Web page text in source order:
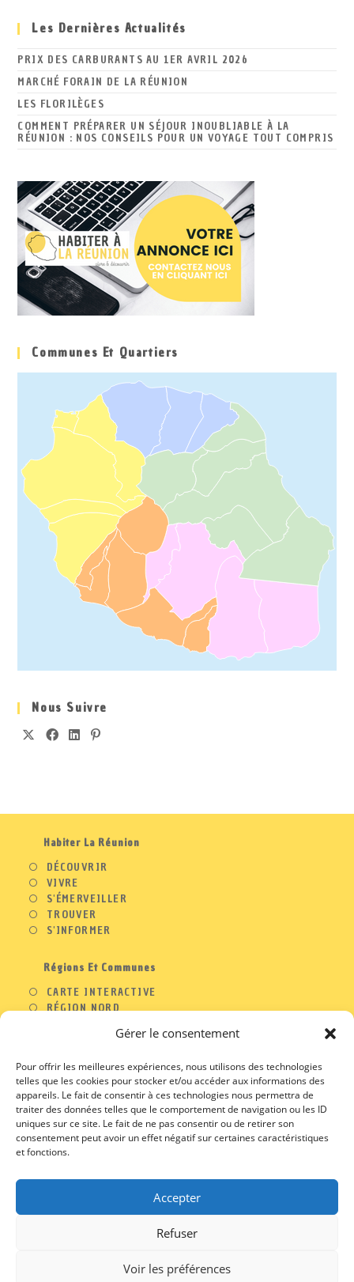
Gérer le consentement
Pour offrir les meilleures expériences, nous utilisons des technologies
telles que les cookies pour stocker et/ou accéder aux informations des
appareils. Le fait de consentir à ces technologies nous permettra de
traiter des données telles que le comportement de navigation ou les ID
uniques sur ce site. Le fait de ne pas consentir ou de retirer son
consentement peut avoir un effet négatif sur certaines caractéristiques
et fonctions.
Accepter
Refuser
Voir les préférences
Les Dernières Actualités
PRIX DES CARBURANTS AU 1ER AVRIL 2026
MARCHÉ FORAIN DE LA RÉUNION
LES FLORILÈGES
COMMENT PRÉPARER UN SÉJOUR INOUBLIABLE À LA
RÉUNION : NOS CONSEILS POUR UN VOYAGE TOUT COMPRIS
Communes Et Quartiers
Nous Suivre
Habiter La Réunion
DÉCOUVRIR
VIVRE
S'ÉMERVEILLER
TROUVER
S'INFORMER
Régions Et Communes
CARTE INTERACTIVE
RÉGION NORD
A PROPOS
CONTACT
PROFESSIONNELS